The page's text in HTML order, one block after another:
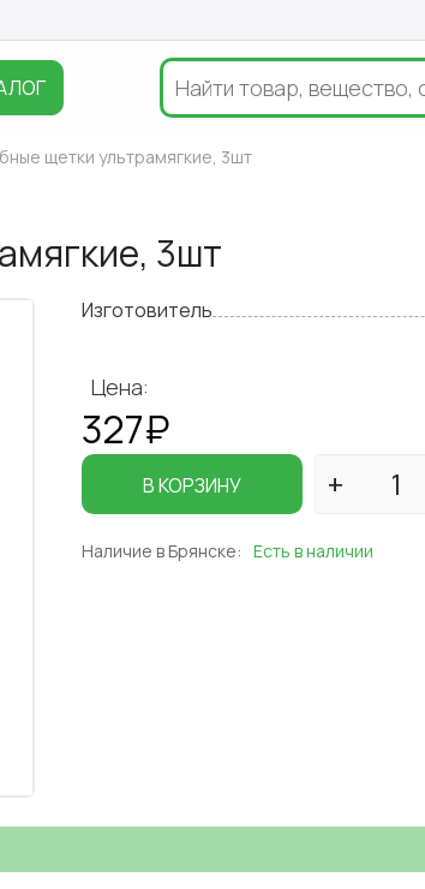
щетки ультрамягкие, 3шт
3шт
Изготовитель
Цена:
327₽
В КОРЗИНУ
Наличие в Брянске: Есть в наличии